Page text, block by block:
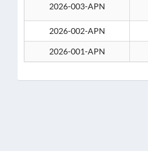
2026-003-APN
2026-002-APN
2026-001-APN